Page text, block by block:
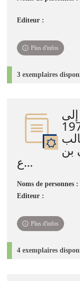
Editeur :
Plus d'infos
3 exemplaires
1962-1972
بن
ع...
Noms de personnes :
Editeur :
Plus d'infos
4 exemplaires